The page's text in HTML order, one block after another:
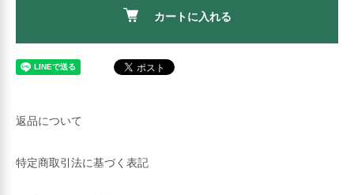
カートに入れる
返品について
特定商取引法に基づく表記